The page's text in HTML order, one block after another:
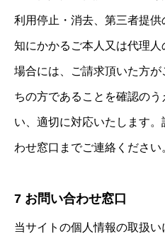
利用停止・消去、第三者提
知にかかるご本人又は代理
場合には、ご請求頂いた方
ちの方であることを確認の
い、適切に対応いたします
わせ窓口までご連絡ください
7 お問い合わせ窓口
当サイトの個人情報の取扱い
そと
理
会社
サービ
ご質